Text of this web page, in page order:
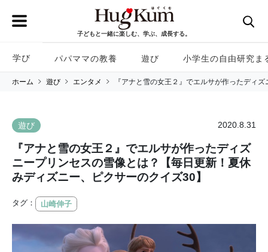
子どもと一緒に楽しむ、学ぶ、成長する。
学び パパママの教養 遊び 小学生の自由研究ま
ホーム 遊び エンタメ 『アナと雪の女王２』でエルサが作ったディ
遊び 2020.8.31
『アナと雪の女王２』でエルサが作ったディズ
ニープリンセスの雪像とは？【毎日更新！夏休
みディズニー、ピクサーのクイズ30】
タグ： 山崎伸子